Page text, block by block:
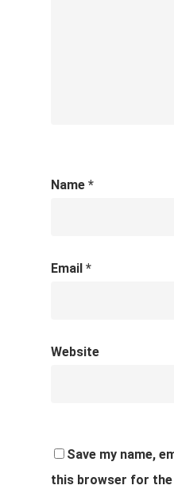
Name *
Email *
Website
Save my name,
this browser for